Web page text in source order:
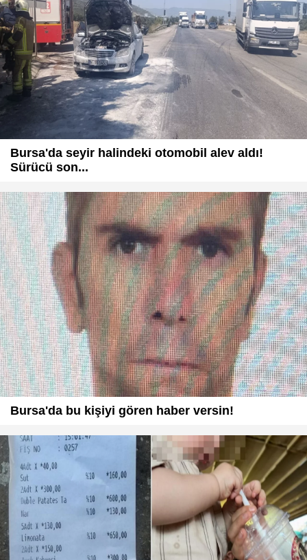
Bursa'da seyir halindeki otomobil alev aldı!
Sürücü son...
Bursa'da bu kişiyi gören haber versin!